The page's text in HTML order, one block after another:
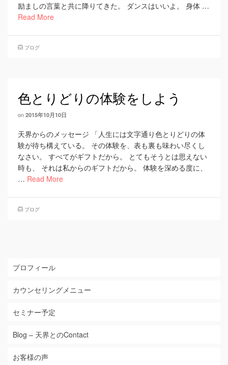
励ましの言葉と共に降りてきた。 ダンスはいいよ。 身体 …
Read More
ブログ
色とりどりの体験をしよう
on 2015年10月10日
天界からのメッセージ 「人生には文字通り色とりどりの体
験が待ち構えている。 その体験を、表も裏も味わい尽くし
なさい。 すべてがギフトだから。 とてもそうとは思えない
時も、 それは私からのギフトだから。 体験を深める度に、
… Read More
ブログ
プロフィール
カウンセリングメニュー
セミナー予定
Blog – 天界とのContact
お客様の声